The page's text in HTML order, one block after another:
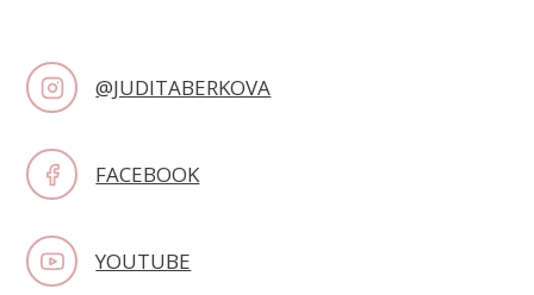
@JUDITABERKOVA
FACEBOOK
YOUTUBE